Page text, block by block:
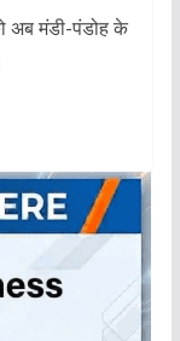
अब मंडी-पंडोह के